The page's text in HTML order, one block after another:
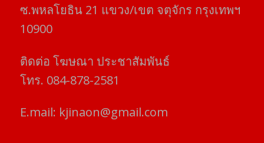
ซ.พหลโยธิน​ 21​ แขวง/เขต​ จตุจักร​ กรุงเทพฯ
10900
ติดต่อ​ โฆษณา​ ประชาสัมพันธ์
โทร​. 084-878-2581
E.mail: kjinaon@gmail.com